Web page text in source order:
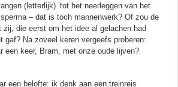
(letterlijk) ’tot het neerleggen van het
– dat is toch mannenwerk? Of zou de
zij, die eerst om het idee al gelachen had
gaf? Na zoveel keren vergeefs proberen:
een keer, Bram, met onze oude lijven?
een belofte: ik denk aan een treinreis